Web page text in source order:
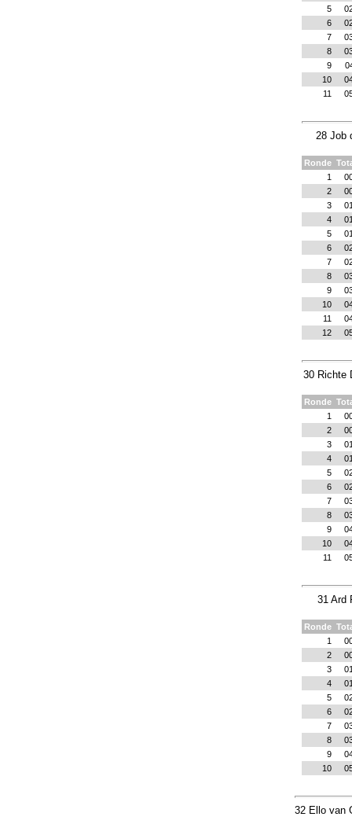
5
6
7
8
9
10
11
28 Job
Ronde
1
2
3
4
5
6
7
8
9
10
11
12
30 Richte
Ronde
1
2
3
4
5
6
7
8
9
10
11
31 Ard
Ronde
1
2
3
4
5
6
7
8
9
10
32 Ello van